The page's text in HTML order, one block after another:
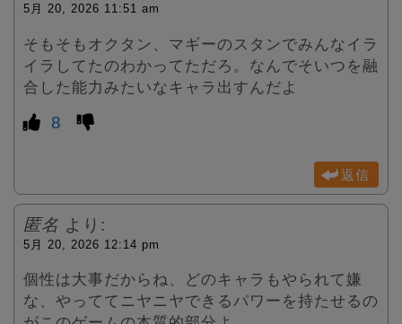
5月 20, 2026 11:51 am
そもそもオクタン、マギーのスタンでみんなイラ
イラしてたのわかってただろ。なんでそいつを融
合した能力みたいなキャラ出すんだよ
8
返信
匿名 より:
5月 20, 2026 12:14 pm
個性は大事だからね、どのキャラもやられて嫌
な、やっててニヤニヤできるパワーを持たせるの